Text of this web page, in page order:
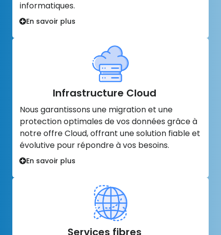
informatiques.
En savoir plus
Infrastructure Cloud
Nous garantissons une migration et une
protection optimales de vos données grâce à
notre offre Cloud, offrant une solution fiable et
évolutive pour répondre à vos besoins.
En savoir plus